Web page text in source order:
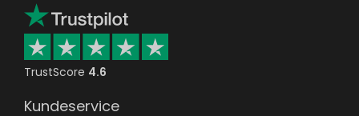
TrustScore 4.6
Kundeservice